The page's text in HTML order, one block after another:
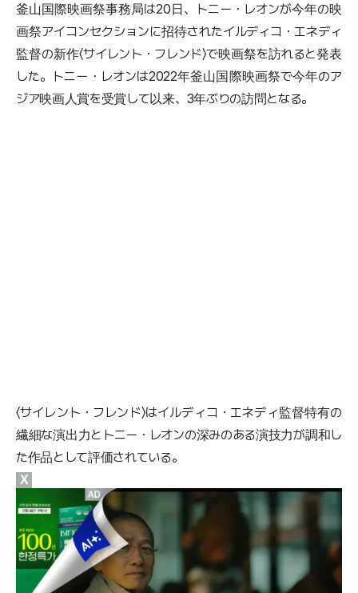
釜山国際映画祭事務局は20日、トニー・レオンが今年の映
画祭アイコンセクションに招待されたイルディコ・エネディ
監督の新作〈サイレント・フレンド〉で映画祭を訪れると発表
した。トニー・レオンは2022年釜山国際映画祭で今年のア
ジア映画人賞を受賞して以来、3年ぶりの訪問となる。
〈サイレント・フレンド〉はイルディコ・エネディ監督特有の
繊細な演出力とトニー・レオンの深みのある演技力が調和し
た作品として評価されている。
X